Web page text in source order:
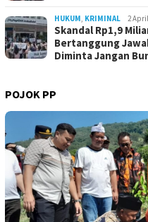
HUKUM KRIMINAL 2
Skandal Rp1,9
Bertanggung
Diminta Jangan
POJOK PP